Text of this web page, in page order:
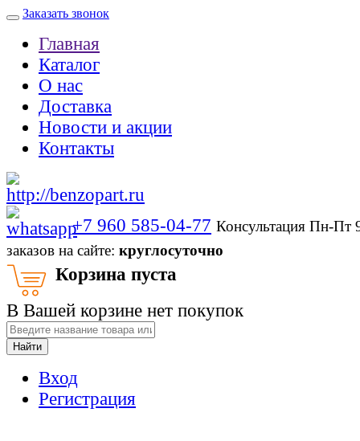
Заказать звонок
Главная
Каталог
О нас
Доставка
Новости и акции
Контакты
+7 960 585-04-77 Консультация Пн-
заказов на сайте: круглосуточно
Корзина пуста
В Вашей корзине нет покупок
Найти
Вход
Регистрация